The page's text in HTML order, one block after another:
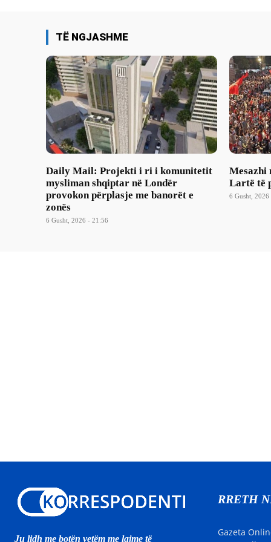
TË NGJASHME
Daily Mail: Projekti i ri i komunitetit
mysliman shqiptar në Londër
provokon përplasje me banorët e
zonës
6 Gusht, 2026 - 21:56
Mesazhi
Lartë të
6 Gusht, 2026
Ju lidh me botën vetëm me lajme të
RRETH
Gazeta